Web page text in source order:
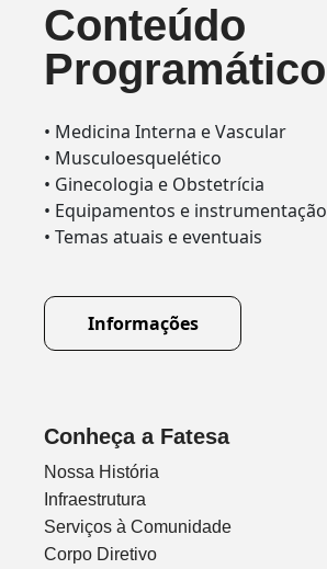
Conteúdo
Programático
• Medicina Interna e Vascular
• Musculoesquelético
• Ginecologia e Obstetrícia
• Equipamentos e instrumentação
• Temas atuais e eventuais
Informações
Conheça a Fatesa
Nossa História
Infraestrutura
Serviços à Comunidade
Corpo Diretivo